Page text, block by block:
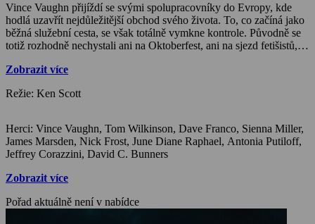
Vince Vaughn přijíždí se svými spolupracovníky do Evropy, kde
hodlá uzavřít nejdůležitější obchod svého života. To, co začíná jako
běžná služební cesta, se však totálně vymkne kontrole. Původně se
totiž rozhodně nechystali ani na Oktoberfest, ani na sjezd fetišistů, a
Zobrazit více
Režie: Ken Scott
Herci: Vince Vaughn, Tom Wilkinson, Dave Franco, Sienna Miller,
James Marsden, Nick Frost, June Diane Raphael, Antonia Putiloff,
Jeffrey Corazzini, David C. Bunners
Zobrazit více
Pořad aktuálně není v nabídce